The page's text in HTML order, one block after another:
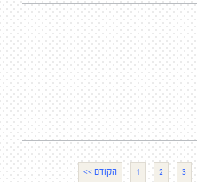
<< הקודם 1 2 3